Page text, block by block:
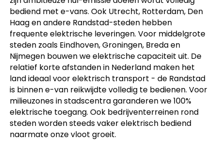
bediend met e-vans. Ook Utrecht, Rotterdam, Den
Haag en andere Randstad-steden hebben
frequente elektrische leveringen. Voor middelgrote
steden zoals Eindhoven, Groningen, Breda en
Nijmegen bouwen we elektrische capaciteit uit. De
relatief korte afstanden in Nederland maken het
land ideaal voor elektrisch transport - de Randstad
is binnen e-van reikwijdte volledig te bedienen. Voor
milieuzones in stadscentra garanderen we 100%
elektrische toegang. Ook bedrijventerreinen rond
steden worden steeds vaker elektrisch bediend
naarmate onze vloot groeit.